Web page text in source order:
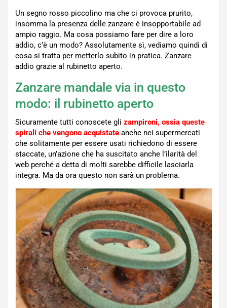
Un segno rosso piccolino ma che ci provoca prurito,
insomma la presenza delle zanzare è insopportabile ad
ampio raggio. Ma cosa possiamo fare per dire a loro
addio, c’è un modo? Assolutamente sì, vediamo quindi di
cosa si tratta per metterlo subito in pratica. Zanzare
addio grazie al rubinetto aperto.
Zanzare mandale via in questo
modo: il rubinetto aperto
Sicuramente tutti conoscete gli zampironi, ossia queste
spirali che vengono acquistate anche nei supermercati
che solitamente per essere usati richiedono di essere
staccate, un’azione che ha suscitato anche l’ilarità del
web perché a detta di molti sarebbe difficile lasciarla
integra. Ma da ora questo non sarà un problema.